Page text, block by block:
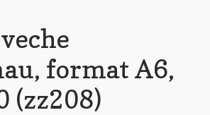
format A6,
(zz208)